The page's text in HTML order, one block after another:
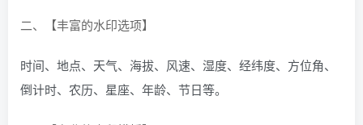
二、【丰富的水印选项】
时间、地点、天气、海拔、风速、湿度、经纬度、方位角、
倒计时、农历、星座、年龄、节日等。